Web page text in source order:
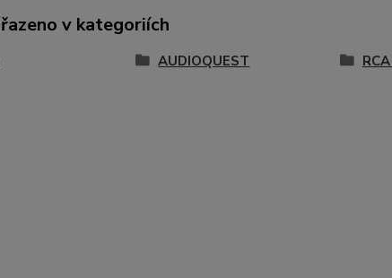
v kategoriích
AUDIOQUEST